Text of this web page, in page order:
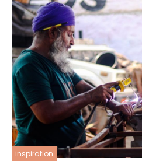
inspiration